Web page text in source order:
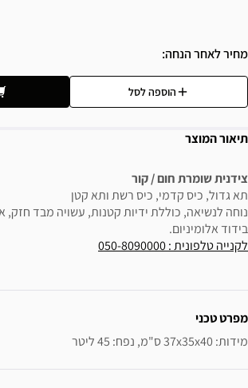
מחיר לאחר הנחה
הוספה לסל
תיאור המוצר
צידנית שומרת חום / קור
תא גדול, כיס קדמי, כיס רשת ותא קטן
נוחה לנשיאה, כוללת ידיות קטנות, עשויה מבד חזק,
בידוד אלומיניום.
לקנייה טלפונית : 050-8090000
מפרט טכני
מידות: 37x35x40 ס"מ, נפח: 45 ליטר